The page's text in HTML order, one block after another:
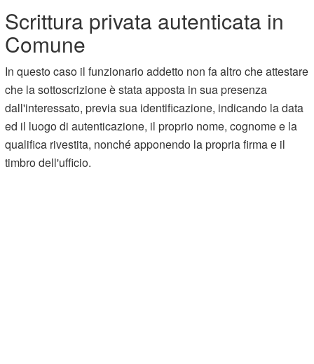
Scrittura privata autenticata in
Comune
In questo caso il funzionario addetto non fa altro che attestare
che la sottoscrizione è stata apposta in sua presenza
dall'interessato, previa sua identificazione, indicando la data
ed il luogo di autenticazione, il proprio nome, cognome e la
qualifica rivestita, nonché apponendo la propria firma e il
timbro dell'ufficio.